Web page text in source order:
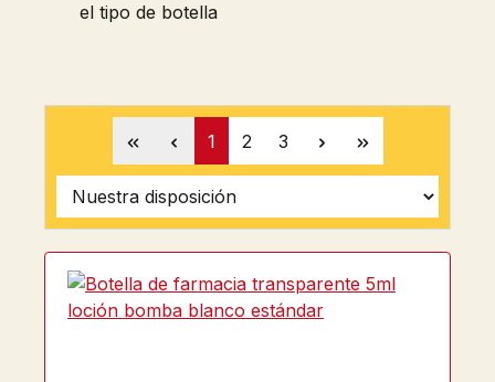
el tipo de botella
Página
1 Página
2 Página
3